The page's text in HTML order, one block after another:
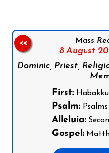
Mass
8 August
Dominic, Priest,
First:
Psalm:Psalms
Alleluia:
Gospel:
<<